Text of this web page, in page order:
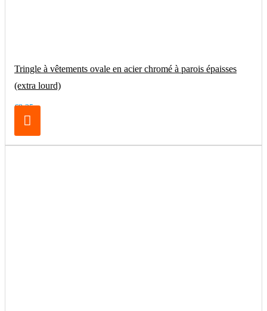
Tringle à vêtements ovale en acier chromé à parois épaisses
(extra lourd)
€8.25